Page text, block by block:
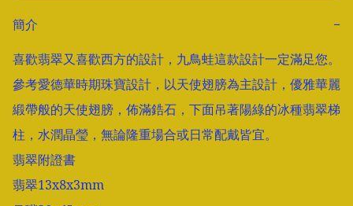
簡介
−
喜歡翡翠又喜歡西方的設計，九鳥蛙這款設計一定滿足您。
參考愛德華時期珠寶設計，以天使翅膀為主設計，優雅華麗
緞帶般的天使翅膀，佈滿鋯石，下面吊著陽綠的冰種翡翠梯
柱，水潤晶瑩，無論隆重場合或日常配戴皆宜。
翡翠附證書
翡翠13x8x3mm